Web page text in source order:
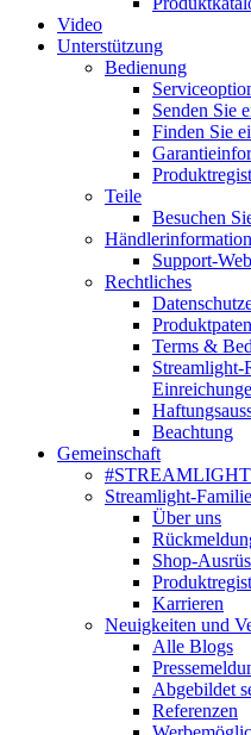
Video
Unterstützung
Bedienung
Senden Sie
Finden Sie
Teile
Besuchen
Support-
Rechtliches
Terms &
Beachtung
Gemeinschaft
Streamlight-Familie
Über uns
Shop-
Karrieren
Neuigkeiten und
Alle Blogs
Abgebildet
Referenzen